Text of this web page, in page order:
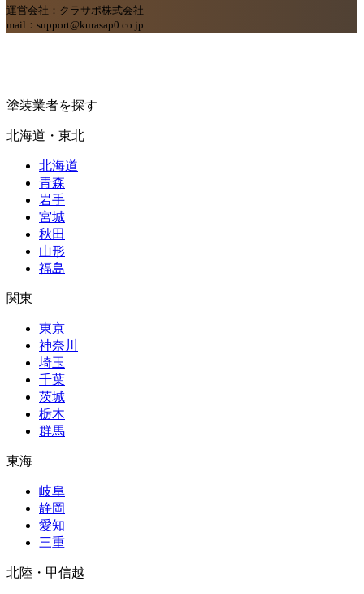
運営会社：クラサポ株式会社
mail：support@kurasap0.co.jp
塗装業者を探す
北海道・東北
北海道
青森
岩手
宮城
秋田
山形
福島
関東
東京
神奈川
埼玉
千葉
茨城
栃木
群馬
東海
岐阜
静岡
愛知
三重
北陸・甲信越